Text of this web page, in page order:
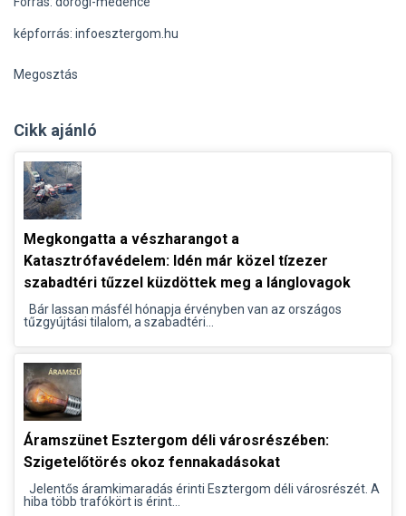
képforrás: infoesztergom.hu
Megosztás
Cikk ajánló
Megkongatta a vészharangot a
Katasztrófavédelem: Idén már közel tízezer
szabadtéri tűzzel küzdöttek meg a lánglovagok
Bár lassan másfél hónapja érvényben van az országos
tűzgyújtási tilalom, a szabadtéri...
Áramszünet Esztergom déli városrészében:
Szigetelőtörés okoz fennakadásokat
Jelentős áramkimaradás érinti Esztergom déli városrészét. A
hiba több trafókört is érint...